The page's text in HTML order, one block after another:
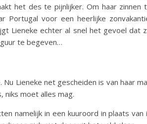
het des te pijnlijker. Om haar zinnen
Portugal voor een heerlijke
Lieneke echter al snel het gevoel dat
te begeven…
Lieneke net gescheiden is van haar
niks moet alles mag.
namelijk in een kuuroord in plaats van